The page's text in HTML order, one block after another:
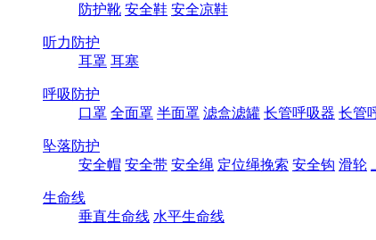
防护靴 安全鞋 安全凉鞋
听力防护
耳罩 耳塞
呼吸防护
口罩 全面罩 半面罩 滤盒滤罐 长管呼吸器 长管
坠落防护
安全帽 安全带 安全绳 定位绳挽索 安全钩 滑轮
生命线
垂直生命线 水平生命线